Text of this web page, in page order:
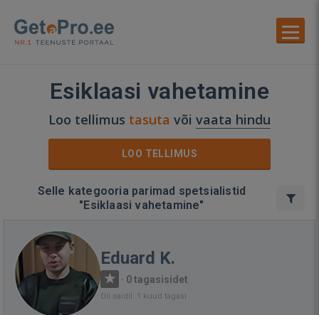
Esiklaasi vahetamine
Loo tellimus tasuta või vaata hindu
LOO TELLIMUS
Selle kategooria parimad spetsialistid
"Esiklaasi vahetamine"
Eduard K.
· 0 tagasisidet
Oli saidil: 1 kuud tagasi